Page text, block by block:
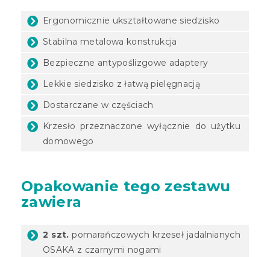
Ergonomicznie ukształtowane siedzisko
Stabilna metalowa konstrukcja
Bezpieczne antypoślizgowe adaptery
Lekkie siedzisko z łatwą pielęgnacją
Dostarczane w częściach
Krzesło przeznaczone wyłącznie do użytku
domowego
Opakowanie tego zestawu
zawiera
2 szt. pomarańczowych krzeseł jadalnianych
OSAKA z czarnymi nogami